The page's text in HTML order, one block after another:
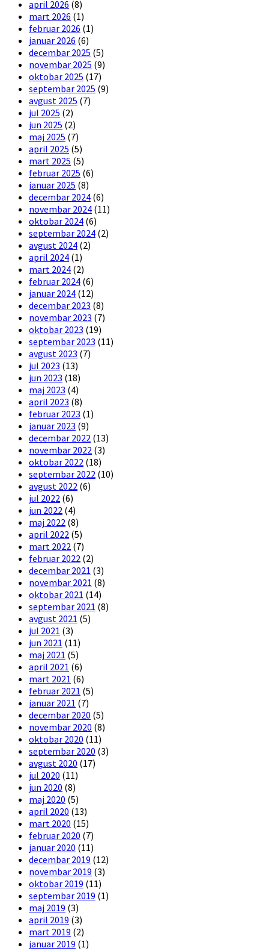
april 2026 (8)
mart 2026 (1)
februar 2026 (1)
januar 2026 (6)
decembar 2025 (5)
novembar 2025 (9)
oktobar 2025 (17)
septembar 2025 (9)
avgust 2025 (7)
jul 2025 (2)
jun 2025 (2)
maj 2025 (7)
april 2025 (5)
mart 2025 (5)
februar 2025 (6)
januar 2025 (8)
decembar 2024 (6)
novembar 2024 (11)
oktobar 2024 (6)
septembar 2024 (2)
avgust 2024 (2)
april 2024 (1)
mart 2024 (2)
februar 2024 (6)
januar 2024 (12)
decembar 2023 (8)
novembar 2023 (7)
oktobar 2023 (19)
septembar 2023 (11)
avgust 2023 (7)
jul 2023 (13)
jun 2023 (18)
maj 2023 (4)
april 2023 (8)
februar 2023 (1)
januar 2023 (9)
decembar 2022 (13)
novembar 2022 (3)
oktobar 2022 (18)
septembar 2022 (10)
avgust 2022 (6)
jul 2022 (6)
jun 2022 (4)
maj 2022 (8)
april 2022 (5)
mart 2022 (7)
februar 2022 (2)
decembar 2021 (3)
novembar 2021 (8)
oktobar 2021 (14)
septembar 2021 (8)
avgust 2021 (5)
jul 2021 (3)
jun 2021 (11)
maj 2021 (5)
april 2021 (6)
mart 2021 (6)
februar 2021 (5)
januar 2021 (7)
decembar 2020 (5)
novembar 2020 (8)
oktobar 2020 (11)
septembar 2020 (3)
avgust 2020 (17)
jul 2020 (11)
jun 2020 (8)
maj 2020 (5)
april 2020 (13)
mart 2020 (15)
februar 2020 (7)
januar 2020 (11)
decembar 2019 (12)
novembar 2019 (3)
oktobar 2019 (11)
septembar 2019 (1)
maj 2019 (3)
april 2019 (3)
mart 2019 (2)
januar 2019 (1)